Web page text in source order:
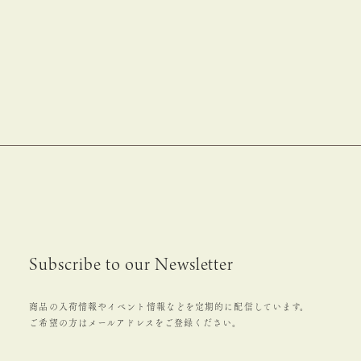
Subscribe to our Newsletter
商品の入荷情報やイベント情報などを定期的に配信しています。
ご希望の方はメールアドレスをご登録ください。